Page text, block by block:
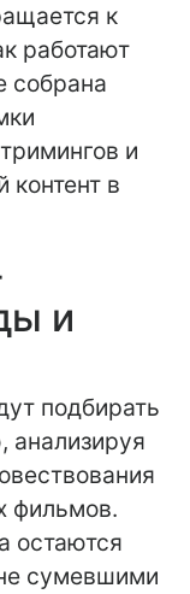
к
работают
собрана
и
в
и
подбирать
анализируя
фильмов.
остаются
сумевшими